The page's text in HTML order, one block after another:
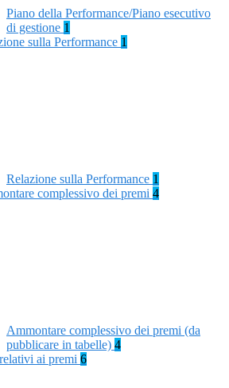
Piano della Performance/Piano esecutivo
di gestione 1
sulla Performance 1
Relazione sulla Performance 1
complessivo dei premi 4
Ammontare complessivo dei premi (da
pubblicare in tabelle) 4
ai premi 6